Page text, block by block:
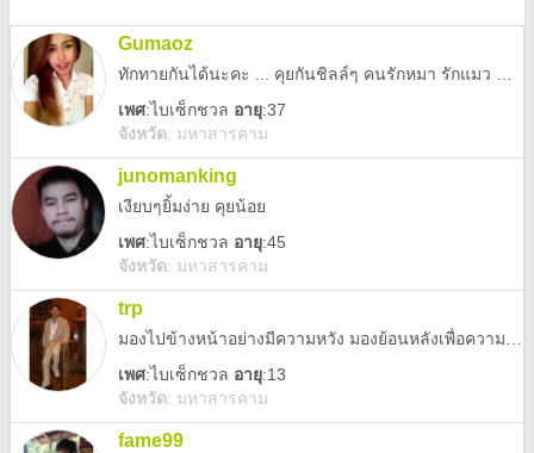
Gumaoz
เพศ:ไบเซ็กชวล อายุ:37
จังหวัด: มหาสารคาม
junomanking
เงียบๆยิ้มง่าย คุยน้อย
เพศ:ไบเซ็กชวล อายุ:45
จังหวัด: มหาสารคาม
trp
เพศ:ไบเซ็กชวล อายุ:13
จังหวัด: มหาสารคาม
fame99